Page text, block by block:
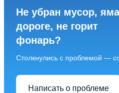
Не убран мусор,
дороге, не горит
фонарь?
Столкнулись с проблемой —
Написать о проблеме